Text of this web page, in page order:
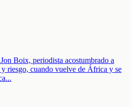
Boix, periodista acostumbrado a
riesgo, cuando vuelve de África y se
...